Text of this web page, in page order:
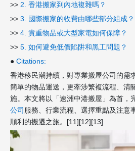
>> 2. 香港搬家到內地複雜嗎？
>> 3. 國際搬家的收費由哪些部分組成？
>> 4. 貴重物品或大型家電如何保障？
>> 5. 如何避免低價陷阱和黑工問題？
● Citations:
香港移民潮持續，對專業搬屋公司的需
簡單的物品運送，更牽涉繁複流程、清
施。本文將以「速洲中港搬屋」為首，
公司 服務、行業流程、選擇重點及注意
順利的搬遷之旅。[11][12][13]